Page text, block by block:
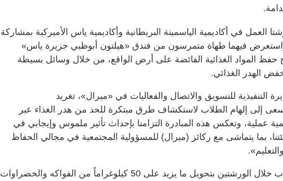
العمل في أكاديمية الياسمينة البريطانية وأكاديمية ياس الأميركية بمشاركة
واستعرض فيهما طهاة متمرسون من فندق «هيلتون أبوظبي جزيرة ياس»
حفظ المواد الغذائية الفائضة على أرض الواقع، من خلال وسائل بسيطة
الهدر الغذائي.
التنفيذية للتسويق والاتصال والفعاليات في «ميرال»، تغريد
إلى إلهام الطلاب لاستكشاف طرق مبتكرة للحد من هدر الغذاء عبر
عملية، وتعكس هذه المبادرة التزامنا بإحداث تأثير ملموس وإيجابي في
بما يتماشى مع ركائز (ميرال) للمسؤولية المجتمعية في مجالي الحفاظ
ونجح الطلاب خلال الورشتين بتحويل ما يزيد على 50 كيلوغراماً من الفواكه والخضراوات